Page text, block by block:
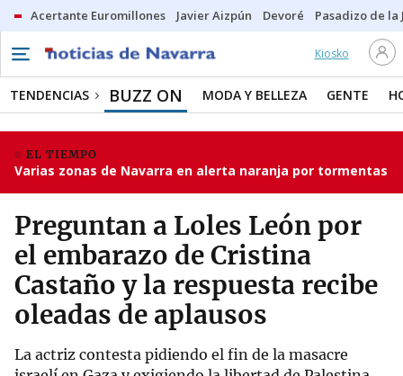
Acertante Euromillones Javier Aizpún Devoré Pasadizo de la
Kiosko
TENDENCIAS BUZZ ON MODA Y BELLEZA GENTE
EL TIEMPO
Varias zonas de Navarra en alerta naranja por tormentas
Preguntan a Loles León por
el embarazo de Cristina
Castaño y la respuesta recibe
oleadas de aplausos
La actriz contesta pidiendo el fin de la masacre